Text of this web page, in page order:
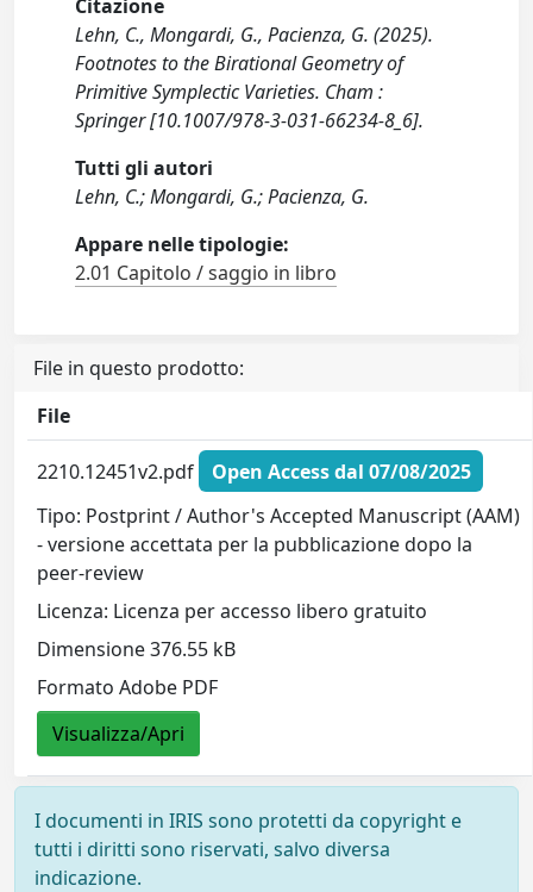
Citazione
Lehn, C., Mongardi, G., Pacienza, G. (2025).
Footnotes to the Birational Geometry of
Primitive Symplectic Varieties. Cham :
Springer [10.1007/978-3-031-66234-8_6].
Tutti gli autori
Lehn, C.; Mongardi, G.; Pacienza, G.
Appare nelle tipologie:
2.01 Capitolo / saggio in libro
File in questo prodotto:
File
2210.12451v2.pdf
Open Access dal 07/08/2025
Tipo: Postprint / Author's Accepted Manuscript (AAM)
- versione accettata per la pubblicazione dopo la
peer-review
Licenza: Licenza per accesso libero gratuito
Dimensione 376.55 kB
Formato Adobe PDF
Visualizza/Apri
I documenti in IRIS sono protetti da copyright e
tutti i diritti sono riservati, salvo diversa
indicazione.